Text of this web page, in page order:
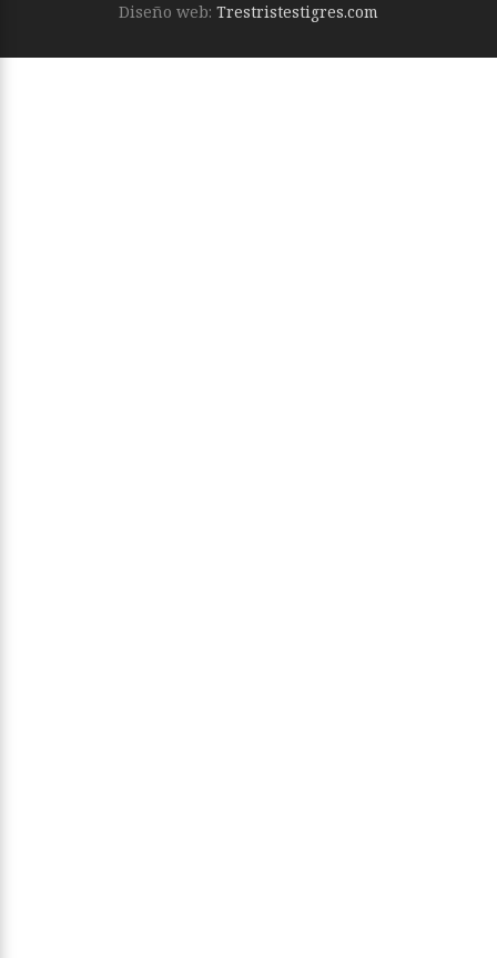
Diseño web: Trestristestigres.com